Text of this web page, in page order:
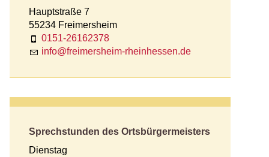
Hauptstraße 7
55234 Freimersheim
0151-26162378
nf
fr m rsh m-rh nh ss n d
Sprechstunden des Ortsbürgermeisters
Dienstag